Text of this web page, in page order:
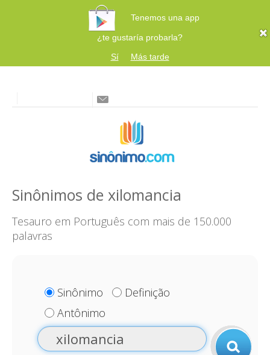
Tenemos una app
¿te gustaría probarla?
Sí
Más tarde
Sinônimos de xilomancia
Tesauro em Português com mais de 150.000
palavras
Sinônimo
Definição
Antônimo